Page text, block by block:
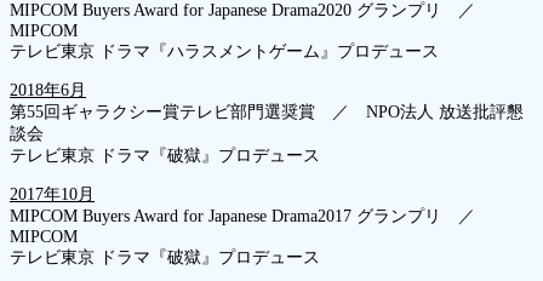
MIPCOM Buyers Award for Japanese Drama2020 グランプリ ／
MIPCOM
テレビ東京 ドラマ『ハラスメントゲーム』プロデュース
2018年6月
第55回ギャラクシー賞テレビ部門選奨賞 ／ NPO法人 放送批評懇
談会
テレビ東京 ドラマ『破獄』プロデュース
2017年10月
MIPCOM Buyers Award for Japanese Drama2017 グランプリ ／
MIPCOM
テレビ東京 ドラマ『破獄』プロデュース